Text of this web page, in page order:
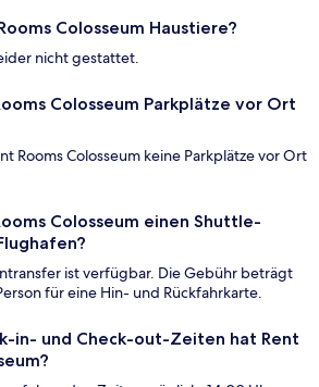
Colosseum Haustiere?
nicht gestattet.
Colosseum Parkplätze vor Ort
Rooms Colosseum keine Parkplätze vor Ort
Colosseum einen Shuttle-
ist verfügbar. Die Gebühr beträgt
für eine Hin- und Rückfahrkarte.
in- und Check-out-Zeiten hat Rent